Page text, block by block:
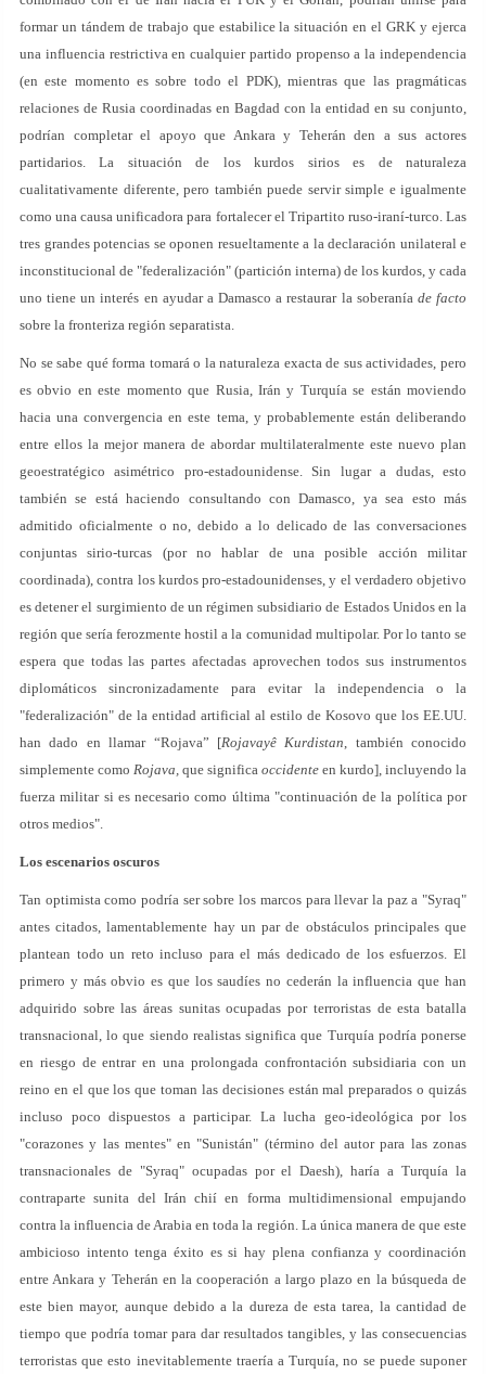
formar un tándem de trabajo que estabilice la situación en el GRK y ejerca
una influencia restrictiva en cualquier partido propenso a la independencia
(en este momento es sobre todo el PDK), mientras que las pragmáticas
relaciones de Rusia coordinadas en Bagdad con la entidad en su conjunto,
podrían completar el apoyo que Ankara y Teherán den a sus actores
partidarios. La situación de los kurdos sirios es de naturaleza
cualitativamente diferente, pero también puede servir simple e igualmente
como una causa unificadora para fortalecer el Tripartito ruso-iraní-turco. Las
tres grandes potencias se oponen resueltamente a la declaración unilateral e
inconstitucional de "federalización" (partición interna) de los kurdos, y cada
uno tiene un interés en ayudar a Damasco a restaurar la soberanía de facto
sobre la fronteriza región separatista.
No se sabe qué forma tomará o la naturaleza exacta de sus actividades, pero
es obvio en este momento que Rusia, Irán y Turquía se están moviendo
hacia una convergencia en este tema, y probablemente están deliberando
entre ellos la mejor manera de abordar multilateralmente este nuevo plan
geoestratégico asimétrico pro-estadounidense. Sin lugar a dudas, esto
también se está haciendo consultando con Damasco, ya sea esto más
admitido oficialmente o no, debido a lo delicado de las conversaciones
conjuntas sirio-turcas (por no hablar de una posible acción militar
coordinada), contra los kurdos pro-estadounidenses, y el verdadero objetivo
es detener el surgimiento de un régimen subsidiario de Estados Unidos en la
región que sería ferozmente hostil a la comunidad multipolar. Por lo tanto se
espera que todas las partes afectadas aprovechen todos sus instrumentos
diplomáticos sincronizadamente para evitar la independencia o la
"federalización" de la entidad artificial al estilo de Kosovo que los EE.UU.
han dado en llamar “Rojava” [Rojavayê Kurdistan, también conocido
simplemente como Rojava, que significa occidente en kurdo], incluyendo la
fuerza militar si es necesario como última "continuación de la política por
otros medios".
Los escenarios oscuros
Tan optimista como podría ser sobre los marcos para llevar la paz a "Syraq"
antes citados, lamentablemente hay un par de obstáculos principales que
plantean todo un reto incluso para el más dedicado de los esfuerzos. El
primero y más obvio es que los saudíes no cederán la influencia que han
adquirido sobre las áreas sunitas ocupadas por terroristas de esta batalla
transnacional, lo que siendo realistas significa que Turquía podría ponerse
en riesgo de entrar en una prolongada confrontación subsidiaria con un
reino en el que los que toman las decisiones están mal preparados o quizás
incluso poco dispuestos a participar. La lucha geo-ideológica por los
"corazones y las mentes" en "Sunistán" (término del autor para las zonas
transnacionales de "Syraq" ocupadas por el Daesh), haría a Turquía la
contraparte sunita del Irán chií en forma multidimensional empujando
contra la influencia de Arabia en toda la región. La única manera de que este
ambicioso intento tenga éxito es si hay plena confianza y coordinación
entre Ankara y Teherán en la cooperación a largo plazo en la búsqueda de
este bien mayor, aunque debido a la dureza de esta tarea, la cantidad de
tiempo que podría tomar para dar resultados tangibles, y las consecuencias
terroristas que esto inevitablemente traería a Turquía, no se puede suponer